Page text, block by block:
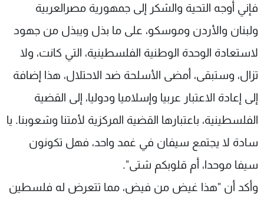
فإني أوجه التحية والشكر إلى جمهورية مصرالعربية
ولبنان والأردن وموسكو، على ما بذل ويبذل من جهود
لاستعادة الوحدة الوطنية الفلسطينية، التي كانت، ولا
تزال، وستبقى، أمضى الأسلحة ضد الاحتلال، هذا إضافة
إلى إعادة الاعتبار عربيا وإسلاميا ودوليا، إلى القضية
الفلسطينية، باعتبارها القضية المركزية لأمتنا وشعوبنا. يا
سادة لا يجتمع سيفان في غمد واحد، فهل تكونون
سيفا موحدا، أم قلوبكم شتى".
وأكد أن "هذا غيض من فيض، مما تتعرض له فلسطين